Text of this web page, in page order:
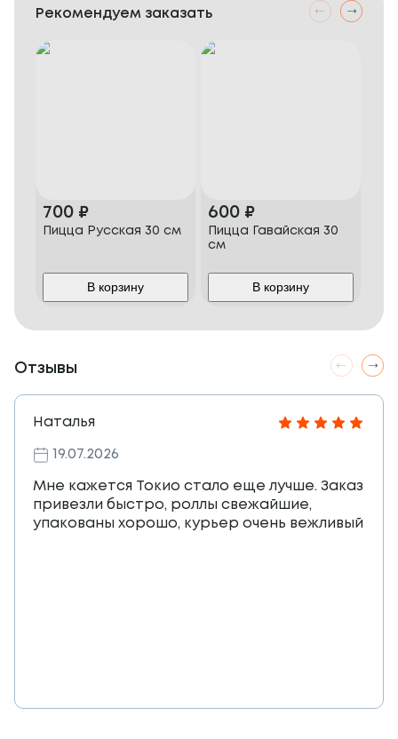
Рекомендуем заказать
700 ₽
Пицца Русская 30 см
В корзину
600 ₽
Пицца Гавайская 30
см
В корзину
Отзывы
Наталья
19.07.2026
Мне кажется Токио стало еще лучше. Заказ
привезли быстро, роллы свежайшие,
упакованы хорошо, курьер очень вежливый